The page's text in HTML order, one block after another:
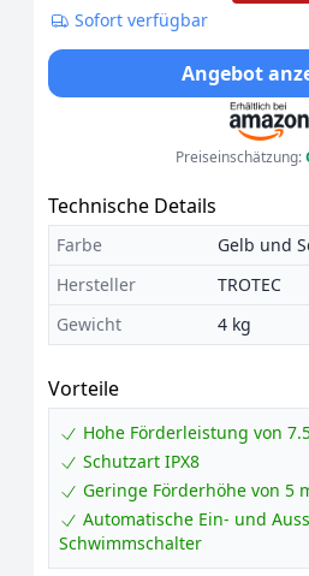
Sofort verfügbar
Angebot
Preiseinschätzung:
Technische Details
Farbe
Gelb und
Hersteller
TROTEC
Gewicht
4 kg
Vorteile
Hohe Förderleistung von
Schutzart IPX8
Geringe Förderhöhe von 5
Automatische Ein- und
Schwimmschalter